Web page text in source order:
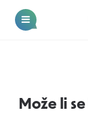
Može li